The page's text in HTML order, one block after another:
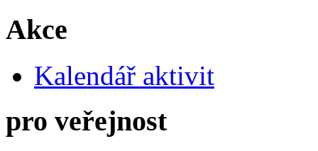
Akce
Kalendář aktivit
pro veřejnost